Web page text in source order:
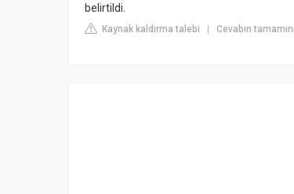
belirtildi.
Kaynak kaldırma talebi | Cevabın